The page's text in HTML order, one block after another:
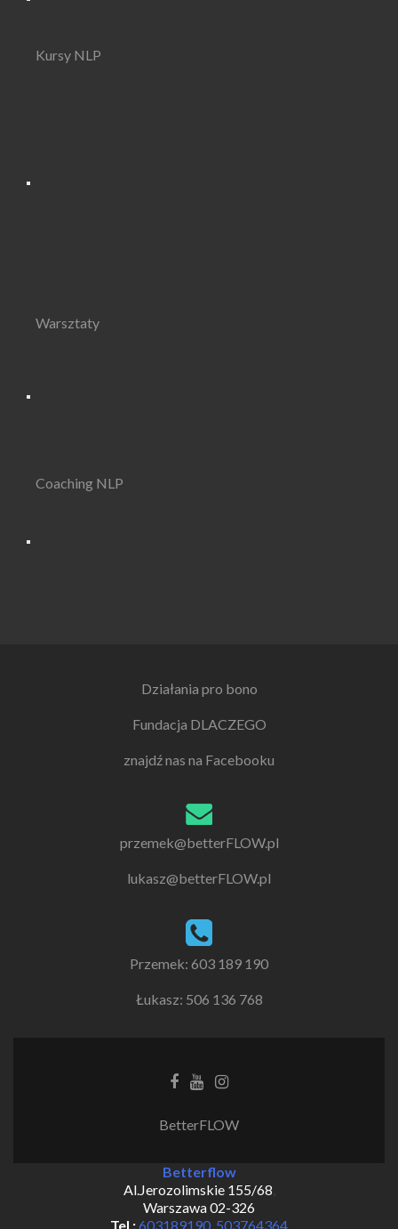
Kursy NLP
Warsztaty
Coaching NLP
Działania pro bono
Fundacja DLACZEGO
znajdź nas na Facebooku
przemek@betterFLOW.pl
lukasz@betterFLOW.pl
Przemek: 603 189 190
Łukasz: 506 136 768
Facebook
YoutubeInstagram
BetterFLOW
Betterflow
Al.Jerozolimskie 155/68
Warszawa02-326
Tel :603189190 503764364